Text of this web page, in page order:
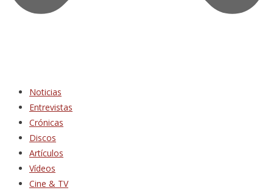
Noticias
Entrevistas
Crónicas
Discos
Artículos
Vídeos
Cine & TV